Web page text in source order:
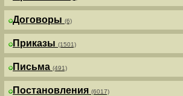
Договоры (6)
Приказы (1501)
Письма (491)
Постановления (6017)